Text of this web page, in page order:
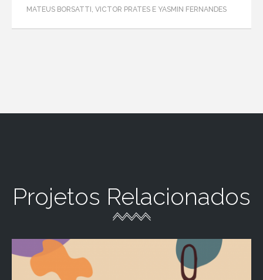
MATEUS BORSATTI, VICTOR PRATES E YASMIN FERNANDES
Projetos Relacionados